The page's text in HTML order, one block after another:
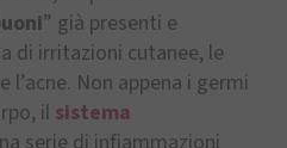
” già presenti e
di irritazioni cutanee, le
Non appena i germi
il sistema